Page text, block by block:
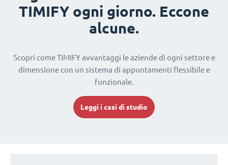
TIMIFY ogni giorno. Eccone
alcune.
Scopri come TIMIFY avvantaggi le aziende di ogni settore e
dimensione con un sistema di appuntamenti flessibile e
funzionale.
Leggi i casi di studio